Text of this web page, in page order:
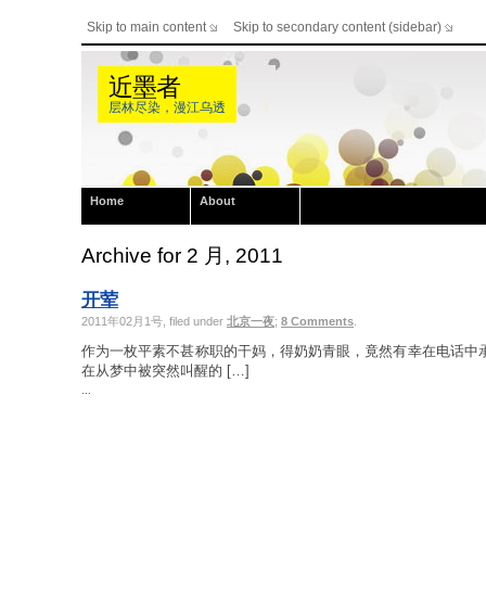
Skip to main content Skip to secondary content (sidebar)
近墨者
层林尽染，漫江乌透
Home About
Archive for 2 月, 2011
开荤
2011年02月1号, filed under 北京一夜; 8 Comments
作为一枚平素不甚称职的干妈，得奶奶青眼，竟然有幸在电话中
在从梦中被突然叫醒的 […]